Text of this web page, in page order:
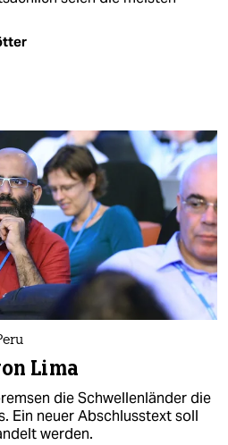
Lima
die Schwellenländer die
Ein neuer Abschlusstext soll
werden.